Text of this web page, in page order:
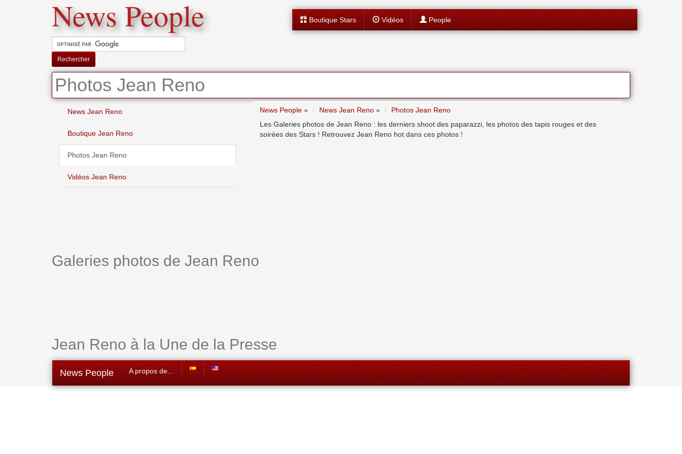
News People
Rechercher
Boutique Stars Vidéos People
Photos Jean Reno
News Jean Reno
Boutique Jean Reno
Photos Jean Reno
Vidéos Jean Reno
News People » News Jean Reno »
Photos Jean Reno
Les Galeries photos de Jean Reno : les derniers shoot des paparazzi, les photos des tapis rouges et des
soirées des Stars ! Retrouvez Jean Reno hot dans ces photos !
Galeries photos de Jean Reno
Jean Reno à la Une de la Presse
News People A propos de...